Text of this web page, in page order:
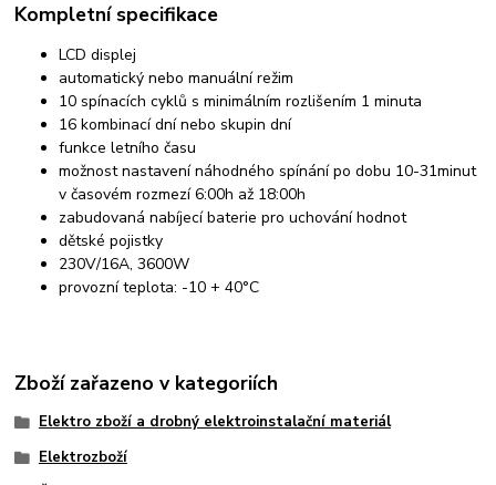
Kompletní specifikace
LCD displej
automatický nebo manuální režim
10 spínacích cyklů s minimálním rozlišením 1 minuta
16 kombinací dní nebo skupin dní
funkce letního času
možnost nastavení náhodného spínání po dobu 10-31minut
v časovém rozmezí 6:00h až 18:00h
zabudovaná nabíjecí baterie pro uchování hodnot
dětské pojistky
230V/16A, 3600W
provozní teplota: -10 + 40°C
Zboží zařazeno v kategoriích
Elektro zboží a drobný elektroinstalační materiál
Elektrozboží